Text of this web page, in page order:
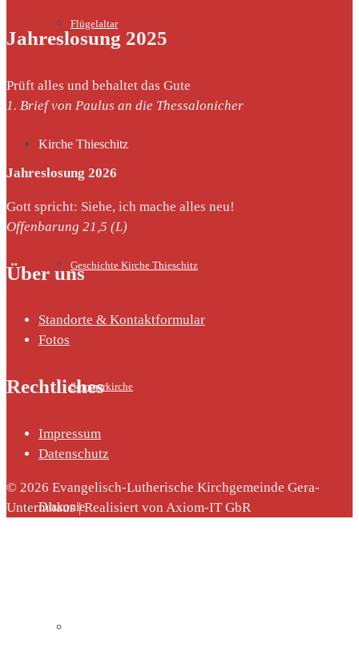
Flügelaltar
Kirche Thieschitz
Geschichte Kirche Thieschitz
Sommerkirche
Diakonie
Jahreslosung 2025
Prüft alles und behaltet das Gute
1. Brief von Paulus an die Thessalonicher
Jahreslosung 2026
Gott spricht: Siehe, ich mache alles neu!
Offenbarung 21,5 (L)
Über uns
Standorte & Kontaktformular
Fotos
Rechtliches
Impressum
Datenschutz
© 2026 Evangelisch-Lutherische Kirchgemeinde Gera-
Untermhaus | Realisiert von Axiom-IT GbR